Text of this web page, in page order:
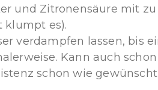
und Zitronensäure mit
klumpt es).
verdampfen lassen, bis
Kann auch
schon wie